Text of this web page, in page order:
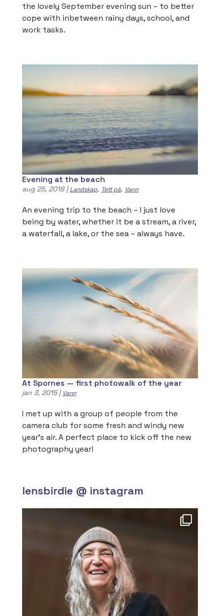
the lovely September evening sun – to better
cope with inbetween rainy days, school, and
work tasks.
Evening at the beach
aug 25, 2018|Landskap, Tett på, Vann
An evening trip to the beach – I just love
being by water, whether it be a stream, a river,
a waterfall, a lake, or the sea – always have.
At Spornes — first photowalk of the year
jan 3, 2015| Vann
I met up with a group of people from the
camera club for some fresh and windy new
year’s air. A perfect place to kick off the new
photography year!
lensbirdie @ instagram